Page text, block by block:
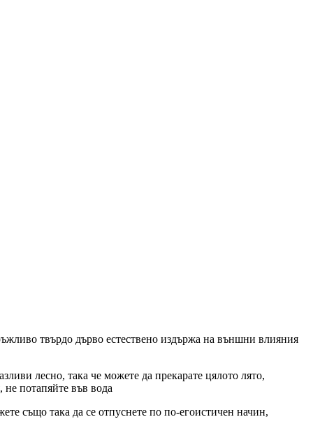
твърдо дърво естествено издържа на външни влияния
лесно, така че можете да прекарате цялото лято,
потапяйте във вода
също така да се отпуснете по по-егоистичен начин,